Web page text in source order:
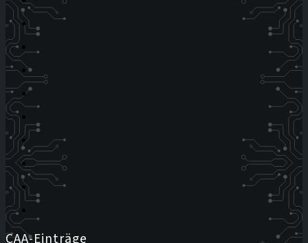
CAA-Einträge